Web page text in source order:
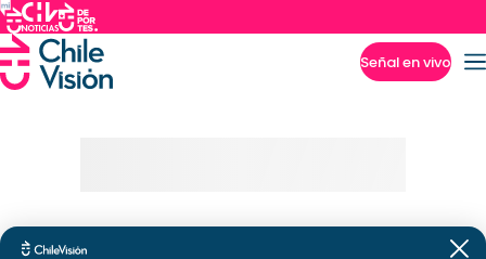
Señal en vivo